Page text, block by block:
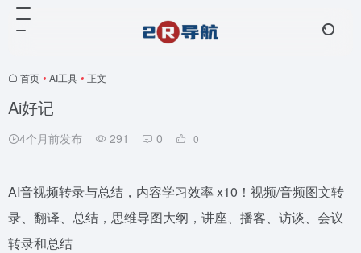
首页 • AI工具 • 正文
Ai好记
4个月前发布 291 0 0
AI音视频转录与总结，内容学习效率 x10！视频/音频图文转
录、翻译、总结，思维导图大纲，讲座、播客、访谈、会议
转录和总结